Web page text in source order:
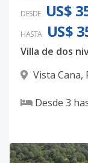
DESDE US$
HASTA US$
Villa de dos
Vista Cana,
Desde 3